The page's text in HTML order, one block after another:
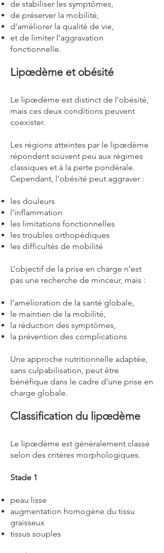
de stabiliser les symptômes,
de préserver la mobilité,
d’améliorer la qualité de vie,
et de limiter l’aggravation
fonctionnelle.
Lipœdème et obésité
Le lipœdème est distinct de l’obésité,
mais ces deux conditions peuvent
coexister.
Les régions atteintes par le lipœdème
répondent souvent peu aux régimes
classiques et à la perte pondérale.
Cependant, l’obésité peut aggraver :
les douleurs
l’inflammation
les limitations fonctionnelles
les troubles orthopédiques
les difficultés de mobilité
L’objectif de la prise en charge n’est
pas une recherche de minceur, mais :
l’amélioration de la santé globale,
le maintien de la mobilité,
la réduction des symptômes,
la prévention des complications
Une approche nutritionnelle adaptée,
sans culpabilisation, peut être
bénéfique dans le cadre d’une prise en
charge globale.
Classification du lipœdème
Le lipœdème est généralement classé
selon des critères morphologiques.
Stade 1
peau lisse
augmentation homogène du tissu
graisseux
tissus souples